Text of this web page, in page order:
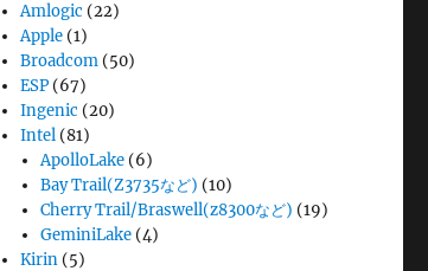
Amlogic (22)
Apple (1)
Broadcom (50)
ESP (67)
Ingenic (20)
Intel (81)
ApolloLake(6)
Bay Trail(Z3735など) (10)
Cherry Trail/Braswell(z8300など) (19)
GeminiLake(4)
Kirin (5)